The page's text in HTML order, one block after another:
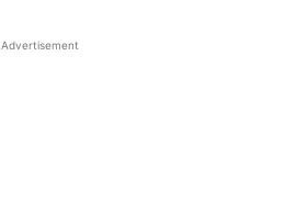
Advertisement